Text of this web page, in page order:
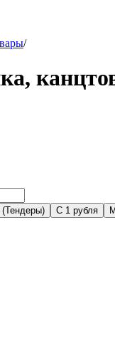
/
(Тендеры) С 1 рубля